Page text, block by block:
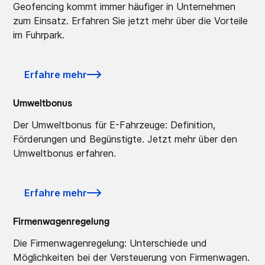
Geofencing kommt immer häufiger in Unternehmen
zum Einsatz. Erfahren Sie jetzt mehr über die Vorteile
im Fuhrpark.
Erfahre mehr
Umweltbonus
Der Umweltbonus für E-Fahrzeuge: Definition,
Förderungen und Begünstigte. Jetzt mehr über den
Umweltbonus erfahren.
Erfahre mehr
Firmenwagenregelung
Die Firmenwagenregelung: Unterschiede und
Möglichkeiten bei der Versteuerung von Firmenwagen.